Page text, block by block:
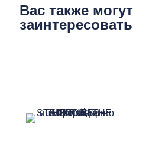
Вас также могут
заинтересовать